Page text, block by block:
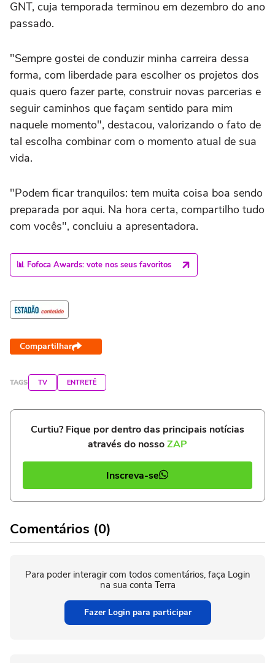
GNT, cuja temporada terminou em dezembro do ano
passado.
"Sempre gostei de conduzir minha carreira dessa
forma, com liberdade para escolher os projetos dos
quais quero fazer parte, construir novas parcerias e
seguir caminhos que façam sentido para mim
naquele momento", destacou, valorizando o fato de
tal escolha combinar com o momento atual de sua
vida.
"Podem ficar tranquilos: tem muita coisa boa sendo
preparada por aqui. Na hora certa, compartilho tudo
com vocês", concluiu a apresentadora.
📊 Fofoca Awards: vote nos seus favoritos
Compartilhar
TAGS TV ENTRETÊ
Curtiu? Fique por dentro das principais notícias
através do nossoZAP
Inscreva-se
Comentários (0)
Para poder interagir com todos comentários, faça Login
na sua conta Terra
Fazer Login para participar